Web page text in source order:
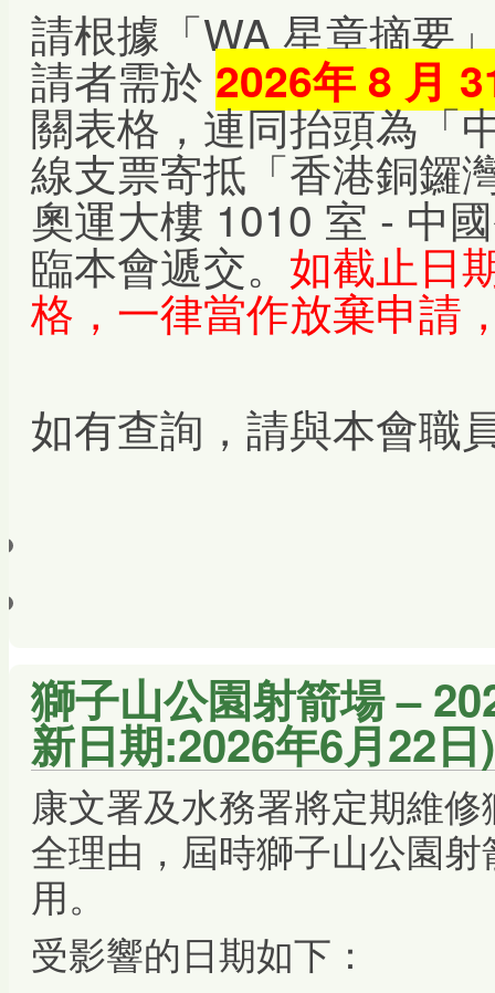
請根據「WA 星章摘要
請者需於 2026年 8 月
關表格，連同抬頭為「
線支票寄抵「香港銅鑼
奧運大樓 1010 室 - 中
臨本會遞交。 如截止日
格，一律當作放棄申請
如有查詢，請與本會職
獅子山公園射箭場 –
新日期:2026年6月22日)
康文署及水務署將定期維
全理由，屆時獅子山公園
用。
受影響的日期如下：